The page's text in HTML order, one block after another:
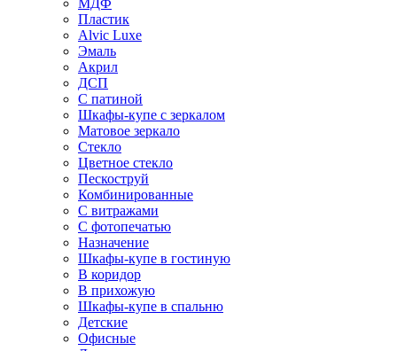
МДФ
Пластик
Alvic Luxe
Эмаль
Акрил
ДСП
С патиной
Шкафы-купе с зеркалом
Матовое зеркало
Стекло
Цветное стекло
Пескоструй
Комбинированные
С витражами
С фотопечатью
Назначение
Шкафы-купе в гостиную
В коридор
В прихожую
Шкафы-купе в спальню
Детские
Офисные